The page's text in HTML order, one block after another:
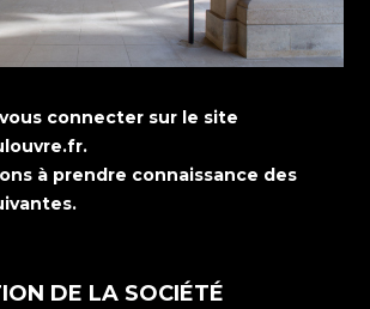
connecter sur le site
à prendre connaissance des
DE LA SOCIÉTÉ